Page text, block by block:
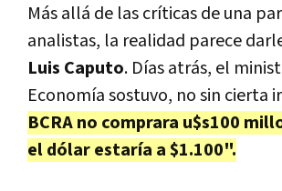
Más allá de las críticas de una
analistas, la realidad parece
Luis Caputo. Días atrás, el
Economía sostuvo, no sin cierta
BCRA no comprara u$s100
el dólar estaría a $1.100".